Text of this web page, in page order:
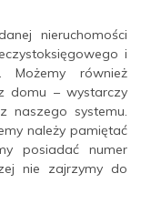
nieruchomości
i
również
domu – wystarczy
naszego systemu.
należy pamiętać
posiadać numer
nie zajrzymy do